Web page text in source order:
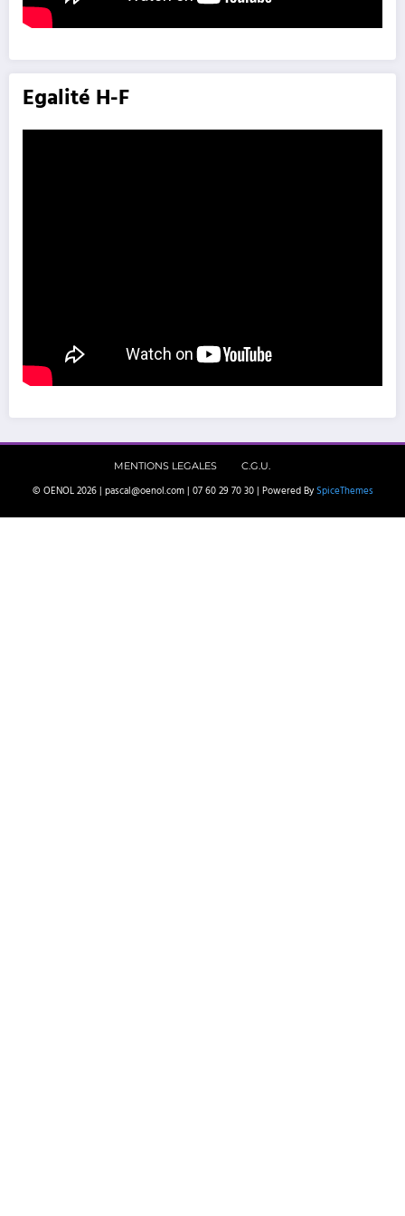
Egalité H-F
MENTIONS LEGALES C.G.U.
© OENOL 2026 | pascal@oenol.com | 07 60 29 70 30 | Powered By SpiceThemes